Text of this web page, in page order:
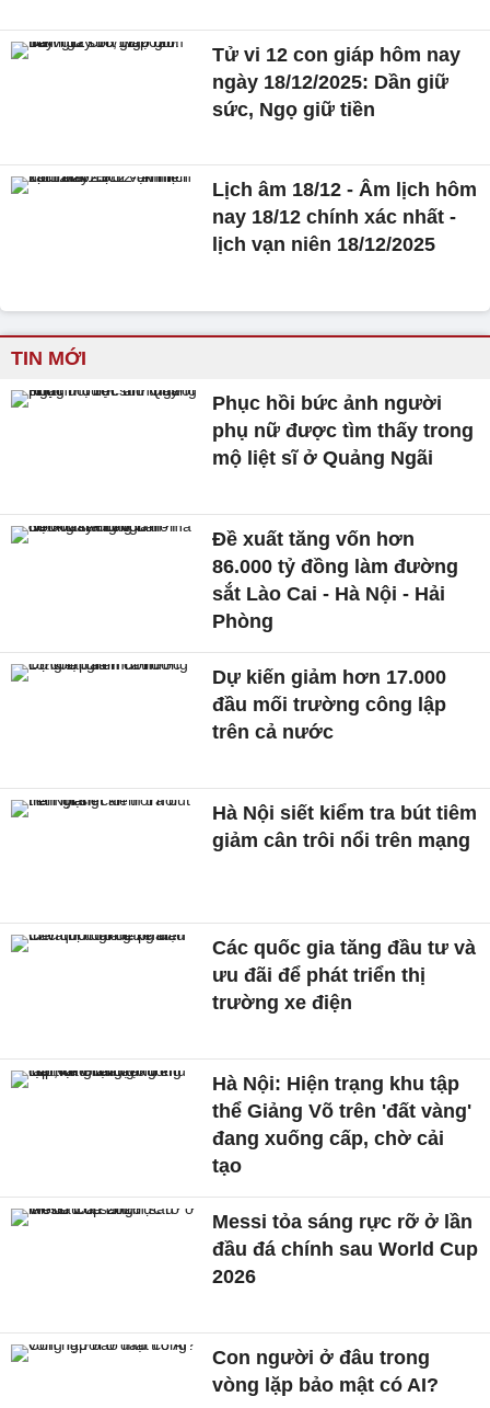
Tử vi 12 con giáp hôm nay
ngày 18/12/2025: Dần giữ
sức, Ngọ giữ tiền
Lịch âm 18/12 - Âm lịch hôm
nay 18/12 chính xác nhất -
lịch vạn niên 18/12/2025
TIN MỚI
Phục hồi bức ảnh người
phụ nữ được tìm thấy trong
mộ liệt sĩ ở Quảng Ngãi
Đề xuất tăng vốn hơn
86.000 tỷ đồng làm đường
sắt Lào Cai - Hà Nội - Hải
Phòng
Dự kiến giảm hơn 17.000
đầu mối trường công lập
trên cả nước
Hà Nội siết kiểm tra bút tiêm
giảm cân trôi nổi trên mạng
Các quốc gia tăng đầu tư và
ưu đãi để phát triển thị
trường xe điện
Hà Nội: Hiện trạng khu tập
thể Giảng Võ trên 'đất vàng'
đang xuống cấp, chờ cải
tạo
Messi tỏa sáng rực rỡ ở lần
đầu đá chính sau World Cup
2026
Con người ở đâu trong
vòng lặp bảo mật có AI?